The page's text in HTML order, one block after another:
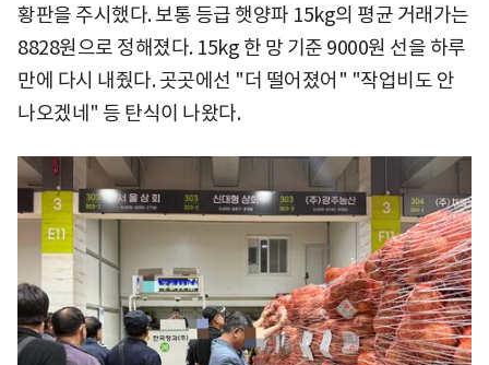
황판을 주시했다. 보통 등급 햇양파 15kg의 평균 거래가는
8828원으로 정해졌다. 15kg 한 망 기준 9000원 선을 하루
만에 다시 내줬다. 곳곳에선 "더 떨어졌어" "작업비도 안
나오겠네" 등 탄식이 나왔다.